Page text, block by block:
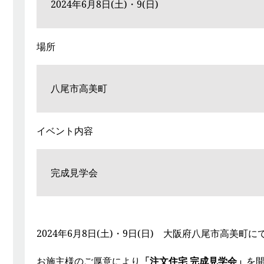
2024年6月8日(土)・9(日)
場所
八尾市高美町
イベント内容
完成見学会
2024年6月8日(土)・9日(日) 大阪府八尾市高美町に
お施主様のご厚意により 「注文住宅 完成見学会」 を